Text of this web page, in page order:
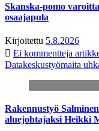
Skanska-pomo
osaajapula
Kirjoitettu 5.8.2026
Ei kommentteja
Datakeskustyömaita
Rakennustyö
aluejohtajaksi Heikki